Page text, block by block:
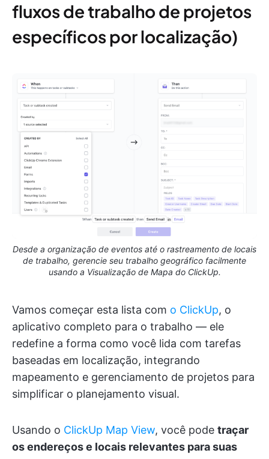
fluxos de trabalho de projetos
específicos por localização)
Desde a organização de eventos até o rastreamento de locais
de trabalho, gerencie seu trabalho geográfico facilmente
usando a Visualização de Mapa do ClickUp.
Vamos começar esta lista com o ClickUp, o
aplicativo completo para o trabalho — ele
redefine a forma como você lida com tarefas
baseadas em localização, integrando
mapeamento e gerenciamento de projetos para
simplificar o planejamento visual.
Usando o ClickUp Map View, você pode traçar
os endereços e locais relevantes para suas